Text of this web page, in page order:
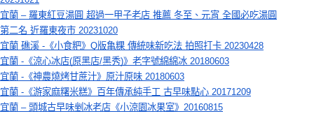
宜蘭 – 羅東紅豆湯圓 超過一甲子老店 推薦 冬至、元宵 全國必吃湯圓
第二名 近羅東夜市 20231020
宜蘭 礁溪 -《小食粑》Q版亀粿 傳統味新吃法 拍照打卡 20230428
宜蘭 -《涼心冰店(原黑店/黑秀)》老字號綿綿冰 20180603
宜蘭 -《神農燒烤甘蔗汁》原汁原味 20180603
宜蘭 -《游家麻糬米糕》百年傳承純手工 古早味點心 20171209
宜蘭 – 頭城古早味剉冰老店《小涼園冰果室》20160815